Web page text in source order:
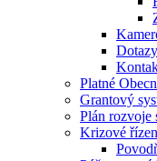
Dotazy
Platné
Grantový
Plán rozvoje
Krizové